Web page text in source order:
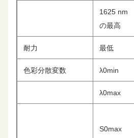
1625 nm
の最高
耐力 最低
色彩分散変数 λ0min
λ0max
S0max